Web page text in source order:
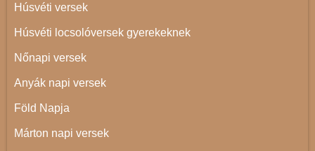
Húsvéti versek
Húsvéti locsolóversek gyerekeknek
Nőnapi versek
Anyák napi versek
Föld Napja
Márton napi versek